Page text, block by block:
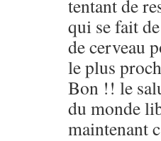
tentant de
qui se fait
de cerveau
le plus
Bon !! le
du monde
maintenant